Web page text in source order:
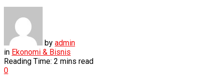
by admin
in Ekonomi & Bisnis
Reading Time: 2 mins read
0